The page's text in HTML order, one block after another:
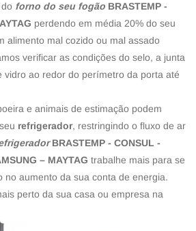
forno do seu fogão BRASTEMP -
perdendo em média 20% do seu
alimento mal cozido ou mal assado
verificar as condições do selo, a junta
vidro ao redor do perímetro da porta até
e animais de estimação podem
refrigerador, restringindo o fluxo de ar
BRASTEMP - CONSUL -
– MAYTAG trabalhe mais para se
no aumento da sua conta de energia.
perto da sua casa ou empresa na